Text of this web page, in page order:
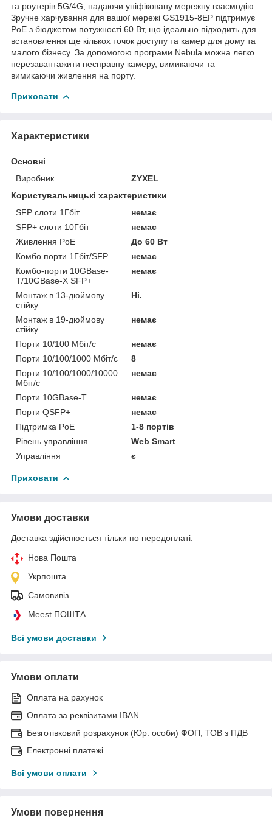
та роутерів 5G/4G, надаючи уніфіковану мережну взаємодію.
Зручне харчування для вашої мережі GS1915-8EP підтримує
PoE з бюджетом потужності 60 Вт, що ідеально підходить для
встановлення ще кількох точок доступу та камер для дому та
малого бізнесу. За допомогою програми Nebula можна легко
перезавантажити несправну камеру, вимикаючи та
вимикаючи живлення на порту.
Приховати
Характеристики
Основні
Виробник
ZYXEL
Користувальницькі характеристики
SFP слоти 1Гбіт
немає
SFP+ слоти 10Гбіт
немає
Живлення PoE
До 60 Вт
Комбо порти 1Гбіт/SFP
немає
Комбо-порти 10GBase-
T/10GBase-X SFP+
немає
Монтаж в 13-дюймову
стійку
Ні.
Монтаж в 19-дюймову
стійку
немає
Порти 10/100 Мбіт/с
немає
Порти 10/100/1000 Мбіт/с
8
Порти 10/100/1000/10000
Мбіт/с
немає
Порти 10GBase-T
немає
Порти QSFP+
немає
Підтримка PoE
1-8 портів
Рівень управління
Web Smart
Управління
є
Приховати
Умови доставки
Доставка здійснюється тільки по передоплаті.
Нова Пошта
Укрпошта
Самовивіз
Meest ПОШТА
Всі умови доставки
Умови оплати
Оплата на рахунок
Оплата за реквізитами IBAN
Безготівковий розрахунок (Юр. особи) ФОП, ТОВ з ПДВ
Електронні платежі
Всі умови оплати
Умови повернення